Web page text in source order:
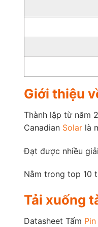
Giới thiệu
Thành lập từ năm
Canadian Solar là
Đạt được nhiều
Nằm trong top 10
Tải xuống
Datasheet Tấm